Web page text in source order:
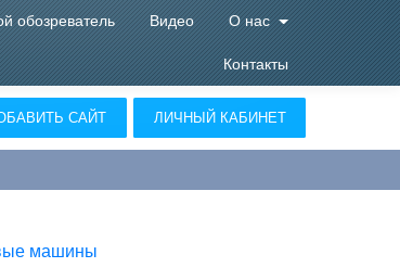
обозреватель Видео О нас
Контакты
САЙТ ЛИЧНЫЙ КАБИНЕТ